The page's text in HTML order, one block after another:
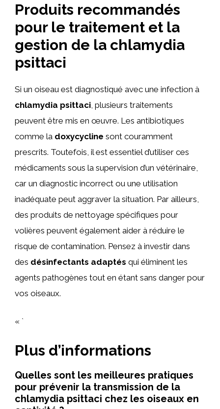
Produits recommandés
pour le traitement et la
gestion de la chlamydia
psittaci
Si un oiseau est diagnostiqué avec une infection à
chlamydia psittaci , plusieurs traitements
peuvent être mis en œuvre. Les antibiotiques
comme la doxycycline sont couramment
prescrits. Toutefois, il est essentiel d’utiliser ces
médicaments sous la supervision d’un vétérinaire,
car un diagnostic incorrect ou une utilisation
inadéquate peut aggraver la situation. Par ailleurs,
des produits de nettoyage spécifiques pour
volières peuvent également aider à réduire le
risque de contamination. Pensez à investir dans
des désinfectants adaptés qui éliminent les
agents pathogènes tout en étant sans danger pour
vos oiseaux.
« `
Plus d’informations
Quelles sont les meilleures pratiques
pour prévenir la transmission de la
chlamydia psittaci chez les oiseaux en